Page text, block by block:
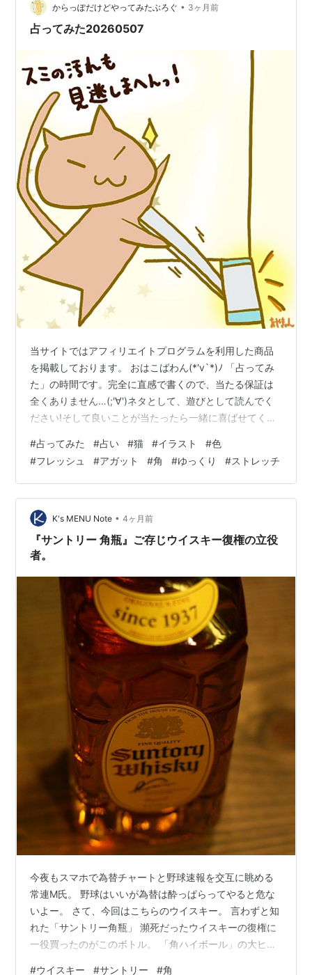
うと思います《ランキングの方もよろしくお願いいたし
ます》にほんブログ村
からっぽだけどやってみたぶろぐ • 3ヶ月前
占ってみた20260507
当サイトではアフィリエイトプログラムを利用した商品
を掲載しております。 おはこばわん(*′v`*)ﾉ 「占ってみ
た」の時間です。完全に直感で書くので、当たる保証は
全くありません…(;'∀')ネタとして、遊びとして読んでく
ださい!そして良いことが当たったら一緒に喜ばせてくだ
の運勢にするもよし夜 🌛読んで明日の運勢にするもよし
来週、来月の…なんてのもありでご自由にして頂ければ
と考えています。 それではやってみよう('ω')ﾉ 次の２色
のうち、どちらかを選んでください。結果は下～ ～～ 結
果 ～～ フレッシュを選んだ方… 角には慎重になりまそー
(…
#占ってみた #占い #猫 #イラスト #色
#フレッシュ #アガット #角 #ゆっくり #ストレッチ
K's MENU Note • 4ヶ月前
『サントリー 角瓶』ご存じウイスキー復権の立役
者。
今夜もスマホで為替チャートと野球速報を交互に眺める
常連M氏。 野球はいいが為替は酔っぱらってやると危な
いよー。 さて、今回はこちらのウイスキー。 言わずと知
れた「サントリー角瓶」 瀕死だったウイスキーの復権に
一役買ったのがこのボトル。 「角ハイボール」の大ヒッ
#ウイスキー #サントリー #角